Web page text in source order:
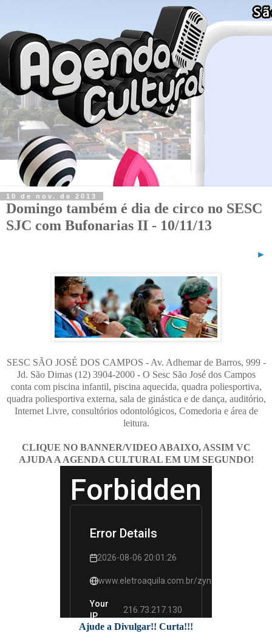
10 de nov. de 2013
Domingo também é dia de circo no SESC
SJC com Bufonarias II - 10/11/13
►
SESC SÃO JOSÉ DOS CAMPOS - Av. Adhemar de Barros, 999 -
Jd. São Dimas (12) 3904-2000 - O Sesc São José dos Campos
conta com piscina infantil, piscina aquecida, quadra poliesportiva,
quadra poliesportiva externa, sala de ginástica e de dança, auditório,
Internet Livre, consultórios odontológicos, Comedoria e área de
leitura.
CLIQUE NO BANNER/VIDEO ABAIXO, ASSIM VC
AJUDA A AGENDA CULTURAL EM UM SEGUNDO!
Ajude a Divulgar!! Curta!!!